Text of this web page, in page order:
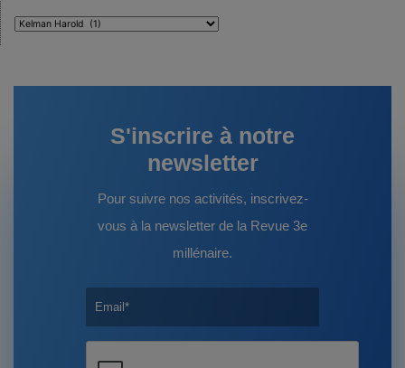
Auteurs
:
S'inscrire à notre
newsletter
Pour suivre nos activités, inscrivez-
vous à la newsletter de la Revue 3e
millénaire.